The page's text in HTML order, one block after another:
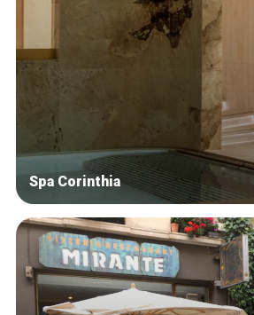
Spa Corinthia